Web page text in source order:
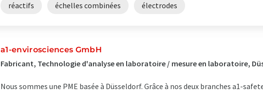
réactifs échelles combinées électrodes
a1-envirosciences GmbH
Fabricant, Technologie d'analyse en laboratoire / mesure en laboratoire,
Nous sommes une PME basée à Düsseldorf. Grâce à nos deux branches a1-